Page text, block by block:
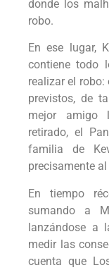
donde los
robo.
En ese lugar,
contiene todo
realizar el
previstos, de
mejor amigo
retirado, el
familia de
precisamente
En tiempo
sumando a
lanzándose a
medir las
cuenta que